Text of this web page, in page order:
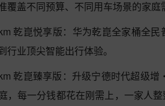
覆盖不同预算、不同用车场景的家庭
乾崑悦享版：华为乾崑全家桶全
行业顶尖智能出行体验。
乾崑臻享版：升级宁德时代超级
，每一分钱都花在刚需上，一家人